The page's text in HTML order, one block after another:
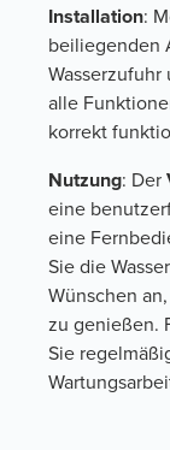
Installation:
beiliegenden
alle
korrekt
Nutzung: Der
eine
eine
Sie die
Wünschen
zu genießen.
Sie